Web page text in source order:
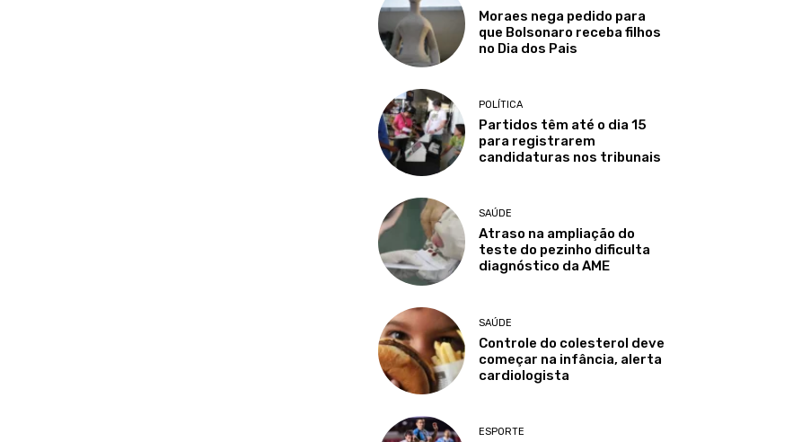
Moraes nega pedido para
que Bolsonaro receba filhos
no Dia dos Pais
POLÍTICA
Partidos têm até o dia 15
para registrarem
candidaturas nos tribunais
SAÚDE
Atraso na ampliação do
teste do pezinho dificulta
diagnóstico da AME
SAÚDE
Controle do colesterol deve
começar na infância, alerta
cardiologista
ESPORTE